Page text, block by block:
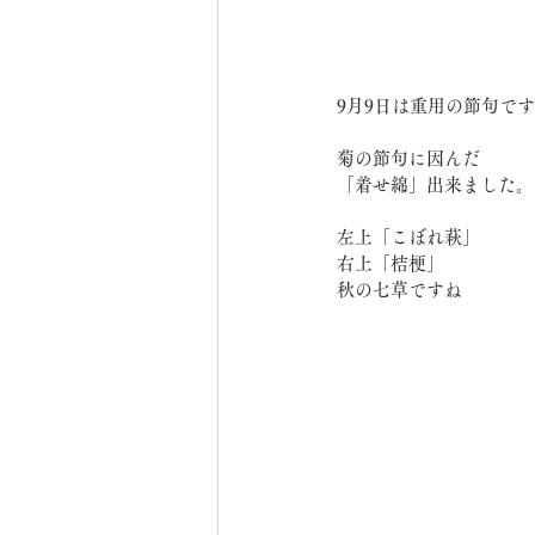
9月9日は重用の節句です
菊の節句に因んだ
「着せ綿」出来ました。
左上「こぼれ萩」
右上「桔梗」
秋の七草ですね